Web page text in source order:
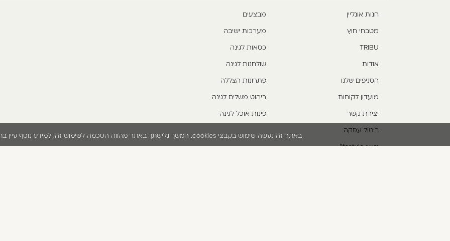
באתר זה נעשה שימוש בקבצי cookies. המשך גלישתך באתר מהווה הסכמה לשימוש זה. למידע נוסף עיין בתנאי השימוש
חנות אונליין
מטבחי חוץ
TRIBU
אודות
הסניפים שלנו
מועדון לקוחות
יצירת קשר
ביטול עסקה
מגזין lifestyle
מבצעים
מערכות ישיבה
כסאות לגינה
שולחנות לגינה
פתרונות הצללה
ריהוט משלים לגינה
פינות אוכל לגינה